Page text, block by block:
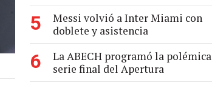
5
Messi volvió a Inter Miami con
doblete y asistencia
6
La ABECH programó la polémica
serie final del Apertura